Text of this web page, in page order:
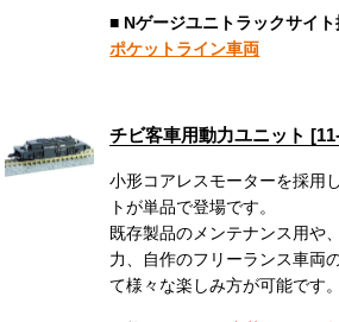
■ Nゲージユニトラックサイ
ポケットライン車両
チビ客車用動力ユニット
小形コアレスモーターを採用
トが単品で登場です。
既存製品のメンテナンス用や
力、自作のフリーランス車両
て様々な楽しみ方が可能です。